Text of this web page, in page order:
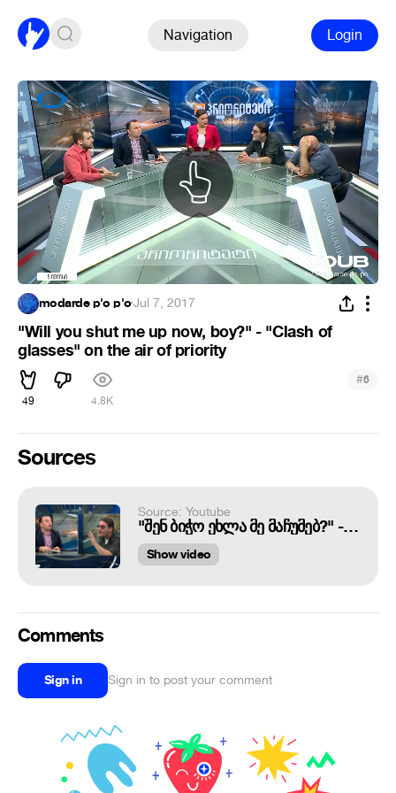
Navigation Login
modarde p'o p'o·Jul 7, 2017
"Will you shut me up now, boy?" - "Clash of
glasses" on the air of priority
49 4.8K
#6
Sources
Source: Youtube
"შენ ბიჭო ეხლა მე მაჩუმებ?" - "ჭიქების ბრახუნი" პრიორიტეტის ეთერში
Show video
Comments
Sign in Sign in to post your comment